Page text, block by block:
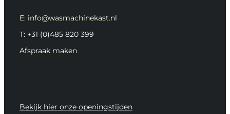
E: info@wasmachinekast.nl
T: +31 (0)485 820 399
Afspraak maken
Bekijk hier onze openingstijden